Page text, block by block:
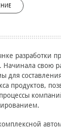
разработки
свою
для
продуктов,